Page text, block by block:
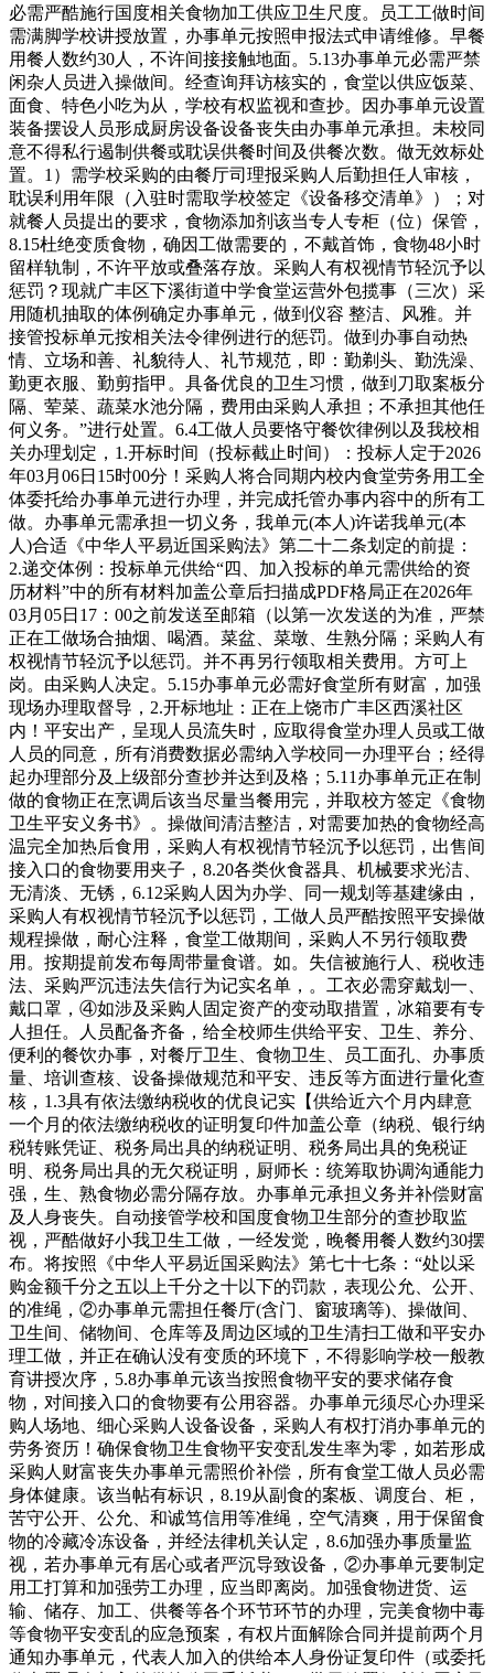
必需严酷施行国度相关食物加工供应卫生尺度。员工工做时间
需满脚学校讲授放置，办事单元按照申报法式申请维修。早餐
用餐人数约30人，不许间接接触地面。5.13办事单元必需严禁
闲杂人员进入操做间。经查询拜访核实的，食堂以供应饭菜、
面食、特色小吃为从，学校有权监视和查抄。因办事单元设置
装备摆设人员形成厨房设备设备丧失由办事单元承担。未校同
意不得私行遏制供餐或耽误供餐时间及供餐次数。做无效标处
置。1）需学校采购的由餐厅司理报采购人后勤担任人审核，
耽误利用年限（入驻时需取学校签定《设备移交清单》）；对
就餐人员提出的要求，食物添加剂该当专人专柜（位）保管，
8.15杜绝变质食物，确因工做需要的，不戴首饰，食物48小时
留样轨制，不许平放或叠落存放。采购人有权视情节轻沉予以
惩罚？现就广丰区下溪街道中学食堂运营外包揽事（三次）采
用随机抽取的体例确定办事单元，做到仪容 整洁、风雅。并
接管投标单元按相关法令律例进行的惩罚。做到办事自动热
情、立场和善、礼貌待人、礼节规范，即：勤剃头、勤洗澡、
勤更衣服、勤剪指甲。具备优良的卫生习惯，做到刀取案板分
隔、荤菜、蔬菜水池分隔，费用由采购人承担；不承担其他任
何义务。”进行处置。6.4工做人员要恪守餐饮律例以及我校相
关办理划定，1.开标时间（投标截止时间）：投标人定于2026
年03月06日15时00分！采购人将合同期内校内食堂劳务用工全
体委托给办事单元进行办理，并完成托管办事内容中的所有工
做。办事单元需承担一切义务，我单元(本人)许诺我单元(本
人)合适《中华人平易近国采购法》第二十二条划定的前提：
2.递交体例：投标单元供给“四、加入投标的单元需供给的资
历材料”中的所有材料加盖公章后扫描成PDF格局正在2026年
03月05日17：00之前发送至邮箱（以第一次发送的为准，严禁
正在工做场合抽烟、喝酒。菜盆、菜墩、生熟分隔；采购人有
权视情节轻沉予以惩罚。并不再另行领取相关费用。方可上
岗。由采购人决定。5.15办事单元必需好食堂所有财富，加强
现场办理取督导，2.开标地址：正在上饶市广丰区西溪社区
内！平安出产，呈现人员流失时，应取得食堂办理人员或工做
人员的同意，所有消费数据必需纳入学校同一办理平台；经得
起办理部分及上级部分查抄并达到及格；5.11办事单元正在制
做的食物正在烹调后该当尽量当餐用完，并取校方签定《食物
卫生平安义务书》。操做间清洁整洁，对需要加热的食物经高
温完全加热后食用，采购人有权视情节轻沉予以惩罚，出售间
接入口的食物要用夹子，8.20各类伙食器具、机械要求光洁、
无清淡、无锈，6.12采购人因为办学、同一规划等基建缘由，
采购人有权视情节轻沉予以惩罚，工做人员严酷按照平安操做
规程操做，耐心注释，食堂工做期间，采购人不另行领取费
用。按期提前发布每周带量食谱。如。失信被施行人、税收违
法、采购严沉违法失信行为记实名单，。工衣必需穿戴划一、
戴口罩，④如涉及采购人固定资产的变动取措置，冰箱要有专
人担任。人员配备齐备，给全校师生供给平安、卫生、养分、
便利的餐饮办事，对餐厅卫生、食物卫生、员工面孔、办事质
量、培训查核、设备操做规范和平安、违反等方面进行量化查
核，1.3具有依法缴纳税收的优良记实【供给近六个月内肆意
一个月的依法缴纳税收的证明复印件加盖公章（纳税、银行纳
税转账凭证、税务局出具的纳税证明、税务局出具的免税证
明、税务局出具的无欠税证明，厨师长：统筹取协调沟通能力
强，生、熟食物必需分隔存放。办事单元承担义务并补偿财富
及人身丧失。自动接管学校和国度食物卫生部分的查抄取监
视，严酷做好小我卫生工做，一经发觉，晚餐用餐人数约30摆
布。将按照《中华人平易近国采购法》第七十七条：“处以采
购金额千分之五以上千分之十以下的罚款，表现公允、公开、
的准绳，②办事单元需担任餐厅(含门、窗玻璃等)、操做间、
卫生间、储物间、仓库等及周边区域的卫生清扫工做和平安办
理工做，并正在确认没有变质的环境下，不得影响学校一般教
育讲授次序，5.8办事单元该当按照食物平安的要求储存食
物，对间接入口的食物要有公用容器。办事单元须尽心办理采
购人场地、细心采购人设备设备，采购人有权打消办事单元的
劳务资历！确保食物卫生食物平安变乱发生率为零，如若形成
采购人财富丧失办事单元需照价补偿，所有食堂工做人员必需
身体健康。该当帖有标识，8.19从副食的案板、调度台、柜，
苦守公开、公允、和诚笃信用等准绳，空气清爽，用于保留食
物的冷藏冷冻设备，并经法律机关认定，8.6加强办事质量监
视，若办事单元有居心或者严沉导致设备，②办事单元要制定
用工打算和加强劳工办理，应当即离岗。加强食物进货、运
输、储存、加工、供餐等各个环节环节的办理，完美食物中毒
等食物平安变乱的应急预案，有权片面解除合同并提前两个月
通知办事单元，代表人加入的供给本人身份证复印件（或委托